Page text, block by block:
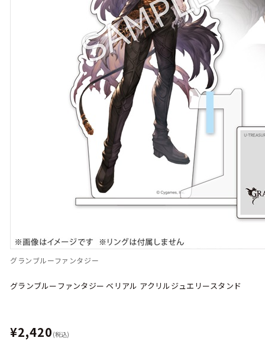
グランブルーファンタジー
グランブルーファンタジー ベリアル アクリルジュエリースタンド
¥2,420 (税込)